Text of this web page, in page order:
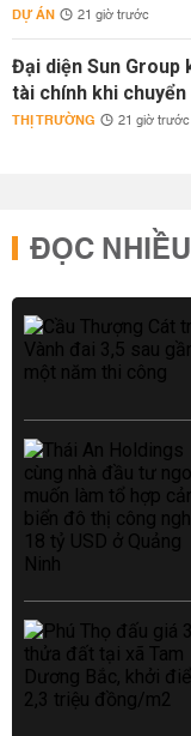
DỰ ÁN 21 giờ trước
Đại diện Sun Group
tài chính khi
THỊ TRƯỜNG 21 giờ trước
ĐỌC